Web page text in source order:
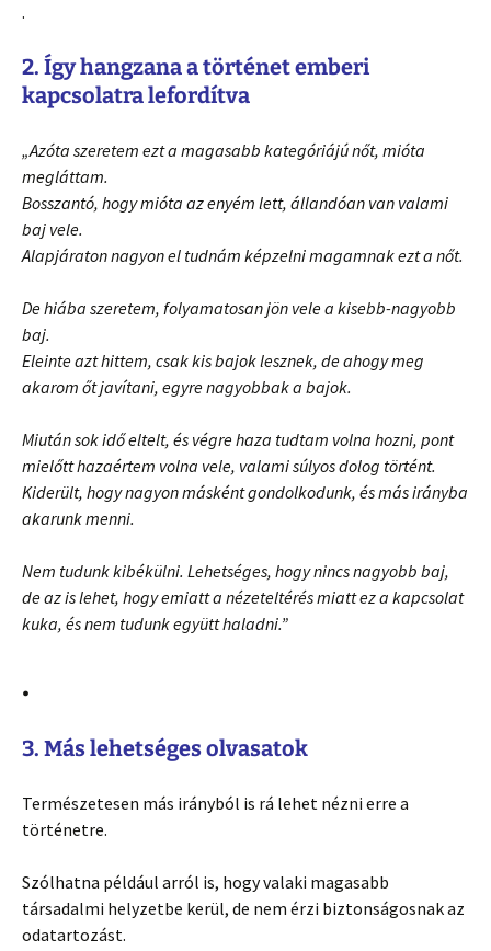
.
2. Így hangzana a történet emberi
kapcsolatra lefordítva
„Azóta szeretem ezt a magasabb kategóriájú nőt, mióta
megláttam.
Bosszantó, hogy mióta az enyém lett, állandóan van valami
baj vele.
Alapjáraton nagyon el tudnám képzelni magamnak ezt a nőt.
De hiába szeretem, folyamatosan jön vele a kisebb-nagyobb
baj.
Eleinte azt hittem, csak kis bajok lesznek, de ahogy meg
akarom őt javítani, egyre nagyobbak a bajok.
Miután sok idő eltelt, és végre haza tudtam volna hozni, pont
mielőtt hazaértem volna vele, valami súlyos dolog történt.
Kiderült, hogy nagyon másként gondolkodunk, és más irányba
akarunk menni.
Nem tudunk kibékülni. Lehetséges, hogy nincs nagyobb baj,
de az is lehet, hogy emiatt a nézeteltérés miatt ez a kapcsolat
kuka, és nem tudunk együtt haladni.”
.
3. Más lehetséges olvasatok
Természetesen más irányból is rá lehet nézni erre a
történetre.
Szólhatna például arról is, hogy valaki magasabb
társadalmi helyzetbe kerül, de nem érzi biztonságosnak az
odatartozást.